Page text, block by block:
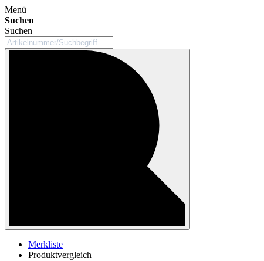
Menü
Suchen
Suchen
Merkliste
Produktvergleich